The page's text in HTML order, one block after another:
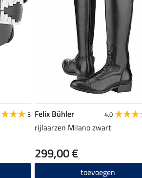
3 Felix Bühler 4.0
rijlaarzen Milano zwart
299,00 €
toevoegen